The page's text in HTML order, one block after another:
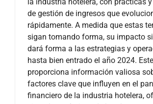
de gestión de ingresos que
rápidamente. A medida que estas
sigan tomando forma, su impacto
dará forma a las estrategias y
hasta bien entrado el año 2024.
proporciona información valiosa
factores clave que influyen en el
financiero de la industria hotelera,